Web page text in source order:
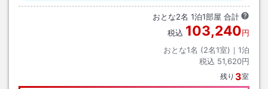
おとな2名 1泊1部屋 合計
税込 103,240円
おとな1名 (2名1室)｜ 1泊
税込 51,620円
残り 3室